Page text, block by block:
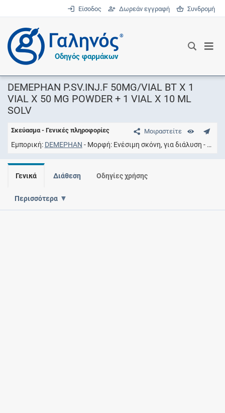
Είσοδος Δωρεάν εγγραφή Συνδρομή
®
Οδηγός φαρμάκων
DEMEPHAN P.SV.INJ.F 50MG/VIAL BT X 1
VIAL X 50 MG POWDER + 1 VIAL X 10 ML
SOLV
Μοιραστείτε
Σκεύασμα - Γενικές πληροφορίες
Εμπορική DEMEPHAN Μορφή Ενέσιμη σκόνη, για διάλυση
Γενικά Διάθεση Οδηγίες χρήσης
Περισσότερα